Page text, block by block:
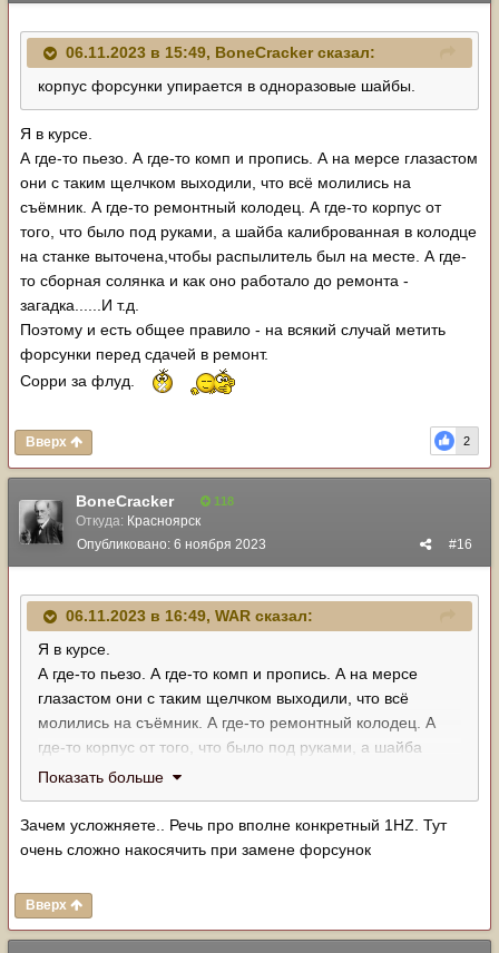
06.11.2023 в 15:49, BoneCrackerсказал:
корпус форсунки упирается в одноразовые шайбы.
Я в курсе.
А где-то пьезо. А где-то комп и пропись. А на мерсе глазастом
они с таким щелчком выходили, что всё молились на
съëмник. А где-то ремонтный колодец. А где-то корпус от
того, что было под руками, а шайба калиброванная в колодце
на станке выточена,чтобы распылитель был на месте. А где-
то сборная солянка и как оно работало до ремонта -
загадка......И т.д.
Поэтому и есть общее правило - на всякий случай метить
форсунки перед сдачей в ремонт.
Сорри за флуд.
2
Вверх
BoneCracker 118
Откуда: Красноярск
#16
Опубликовано: 6 ноября 2023
06.11.2023 в 16:49, WAR сказал:
Я в курсе.
А где-то пьезо. А где-то комп и пропись. А на мерсе
глазастом они с таким щелчком выходили, что всё
молились на съëмник. А где-то ремонтный колодец. А
где-то корпус от того, что было под руками, а шайба
калиброванная в колодце на станке выточена,чтобы
распылитель был на месте. А где-то сборная солянка и
как оно работало до ремонта - загадка......И т.д.
Поэтому и есть общее правило - на всякий случай
Сорри за флуд.
Показать больше
Зачем усложняете.. Речь про вполне конкретный 1HZ. Тут
очень сложно накосячить при замене форсунок
Вверх